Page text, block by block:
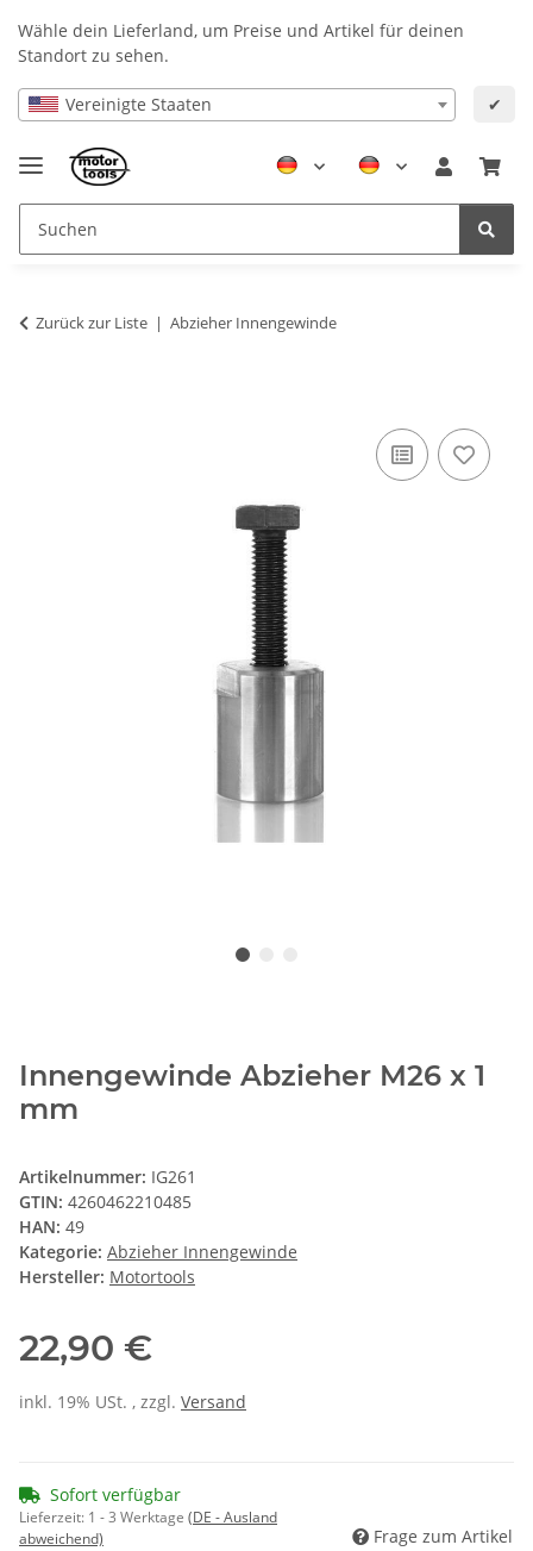
Wähle dein Lieferland, um Preise und Artikel für deinen
Standort zu sehen.
Vereinigte Staaten ✔
Zurück zur Liste Abzieher Innengewinde
Innengewinde Abzieher M26 x 1
mm
Artikelnummer: IG261
GTIN: 4260462210485
HAN: 49
Kategorie: Abzieher Innengewinde
Hersteller: Motortools
22,90 €
inkl. 19% USt. , zzgl. Versand
Sofort verfügbar
Lieferzeit: 1 - 3 Werktage (DE - Ausland
abweichend)
Frage zum Artikel